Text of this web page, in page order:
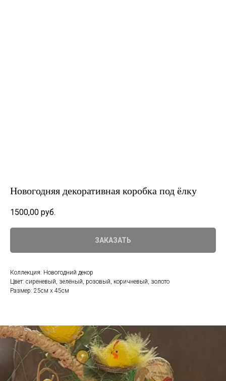
Новогодняя декоративная коробка под ёлку
1500,00 руб.
ЗАКАЗАТЬ
Коллекция: Новогодний декор
Цвет: сиреневый, зелёный, розовый, коричневый, золото
Размер: 25см х 45см